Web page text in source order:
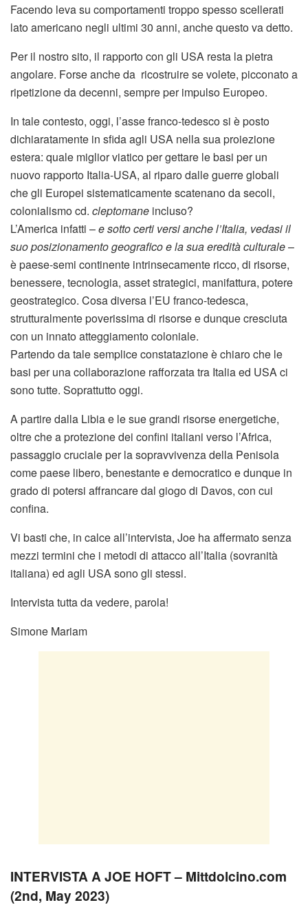
Facendo leva su comportamenti troppo spesso scellerati
lato americano negli ultimi 30 anni, anche questo va detto.
Per il nostro sito, il rapporto con gli USA resta la pietra
angolare. Forse anche da ricostruire se volete, picconato a
ripetizione da decenni, sempre per impulso Europeo.
In tale contesto, oggi, l’asse franco-tedesco si è posto
dichiaratamente in sfida agli USA nella sua proiezione
estera: quale miglior viatico per gettare le basi per un
nuovo rapporto Italia-USA, al riparo dalle guerre globali
che gli Europei sistematicamente scatenano da secoli,
colonialismo cd. cleptomane incluso?
L’America infatti –e sotto certi versi anche l’Italia, vedasi il
suo posizionamento geografico e la sua eredità culturale–
è paese-semi continente intrinsecamente ricco, di risorse,
benessere, tecnologia, asset strategici, manifattura, potere
geostrategico. Cosa diversa l’EU franco-tedesca,
strutturalmente poverissima di risorse e dunque cresciuta
con un innato atteggiamento coloniale.
Partendo da tale semplice constatazione è chiaro che le
basi per una collaborazione rafforzata tra Italia ed USA ci
sono tutte. Soprattutto oggi.
A partire dalla Libia e le sue grandi risorse energetiche,
oltre che a protezione dei confini italiani verso l’Africa,
passaggio cruciale per la sopravvivenza della Penisola
come paese libero, benestante e democratico e dunque in
grado di potersi affrancare dal giogo di Davos, con cui
confina.
Vi basti che, in calce all’intervista, Joe ha affermato senza
mezzi termini che i metodi di attacco all’Italia (sovranità
italiana) ed agli USA sono gli stessi.
Intervista tutta da vedere, parola!
Simone Mariam
INTERVISTA A JOE HOFT – Mittdolcino.com
(2nd, May 2023)